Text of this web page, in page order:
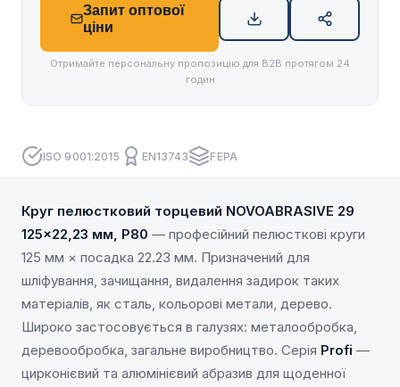
Запит оптової
ціни
Отримайте персональну пропозицію для B2B протягом 24
годин
ISO 9001:2015 EN13743 FEPA
Круг пелюстковий торцевий NOVOABRASIVE 29
125×22,23 мм, P80 — професійний пелюсткові круги
125 мм × посадка 22.23 мм. Призначений для
шліфування, зачищання, видалення задирок таких
матеріалів, як сталь, кольорові метали, дерево.
Широко застосовується в галузях: металообробка,
деревообробка, загальне виробництво. Серія Profi —
цирконієвий та алюмінієвий абразив для щоденної